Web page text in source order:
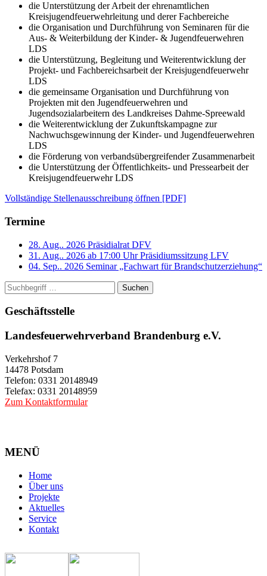
die Unterstützung der Arbeit der ehrenamtlichen
Kreisjugendfeuerwehrleitung und derer Fachbereiche
die Organisation und Durchführung von Seminaren für die
Aus- & Weiterbildung der Kinder- & Jugendfeuerwehren
LDS
die Unterstützung, Begleitung und Weiterentwicklung der
Projekt- und Fachbereichsarbeit der Kreisjugendfeuerwehr
LDS
die gemeinsame Organisation und Durchführung von
Projekten mit den Jugendfeuerwehren und
Jugendsozialarbeitern des Landkreises Dahme-Spreewald
die Weiterentwicklung der Zukunftskampagne zur
Nachwuchsgewinnung der Kinder- und Jugendfeuerwehren
LDS
die Förderung von verbandsübergreifender Zusammenarbeit
die Unterstützung der Öffentlichkeits- und Pressearbeit der
Kreisjugendfeuerwehr LDS
Vollständige Stellenausschreibung öffnen [PDF]
Termine
28. Aug.. 2026 Präsidialrat DFV
31. Aug.. 2026 ab 17:00 Uhr Präsidiumssitzung LFV
04. Sep.. 2026 Seminar „Fachwart für Brandschutzerziehung“
Suchen
Geschäftsstelle
Landesfeuerwehrverband Brandenburg e.V.
Verkehrshof 7
14478 Potsdam
Telefon: 0331 20148949
Telefax: 0331 20148959
Zum Kontaktformular
MENÜ
Home
Über uns
Projekte
Aktuelles
Service
Kontakt